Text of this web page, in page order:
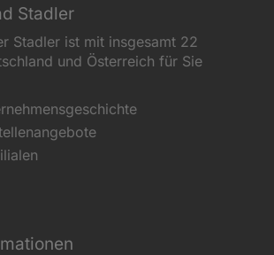
Stadler
Stadler ist mit insgesamt 22
und Österreich für Sie